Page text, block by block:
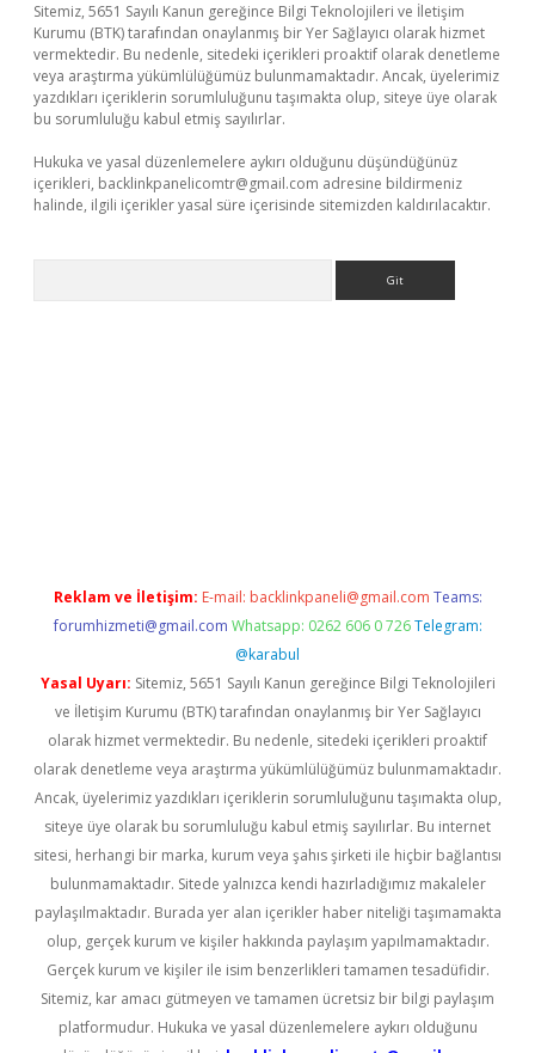
Sitemiz, 5651 Sayılı Kanun gereğince Bilgi Teknolojileri ve İletişim
Kurumu (BTK) tarafından onaylanmış bir Yer Sağlayıcı olarak hizmet
vermektedir. Bu nedenle, sitedeki içerikleri proaktif olarak denetleme
veya araştırma yükümlülüğümüz bulunmamaktadır. Ancak, üyelerimiz
yazdıkları içeriklerin sorumluluğunu taşımakta olup, siteye üye olarak
bu sorumluluğu kabul etmiş sayılırlar.
Hukuka ve yasal düzenlemelere aykırı olduğunu düşündüğünüz
içerikleri, backlinkpanelicomtr@gmail.com adresine bildirmeniz
halinde, ilgili içerikler yasal süre içerisinde sitemizden kaldırılacaktır.
Reklam ve İletişim: E-mail: backlinkpaneli@gmail.com Teams:
forumhizmeti@gmail.com Whatsapp: 0262 606 0 726 Telegram:
@karabul
Yasal Uyarı: Sitemiz, 5651 Sayılı Kanun gereğince Bilgi Teknolojileri
ve İletişim Kurumu (BTK) tarafından onaylanmış bir Yer Sağlayıcı
olarak hizmet vermektedir. Bu nedenle, sitedeki içerikleri proaktif
olarak denetleme veya araştırma yükümlülüğümüz bulunmamaktadır.
Ancak, üyelerimiz yazdıkları içeriklerin sorumluluğunu taşımakta olup,
siteye üye olarak bu sorumluluğu kabul etmiş sayılırlar. Bu internet
sitesi, herhangi bir marka, kurum veya şahıs şirketi ile hiçbir bağlantısı
bulunmamaktadır. Sitede yalnızca kendi hazırladığımız makaleler
paylaşılmaktadır. Burada yer alan içerikler haber niteliği taşımamakta
olup, gerçek kurum ve kişiler hakkında paylaşım yapılmamaktadır.
Gerçek kurum ve kişiler ile isim benzerlikleri tamamen tesadüfidir.
Sitemiz, kar amacı gütmeyen ve tamamen ücretsiz bir bilgi paylaşım
platformudur. Hukuka ve yasal düzenlemelere aykırı olduğunu